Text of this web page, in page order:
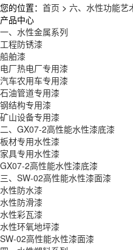
您的位置： 首页 > 六、水性功能艺
产品中心
一、水性金属系列
工程防锈漆
船舶漆
电厂热电厂专用漆
汽车农用车专用漆
石油管道专用漆
钢结构专用漆
矿山设备专用漆
二、GX07-2高性能水性漆底漆
板材专用水性漆
家具专用水性漆
GX07-2高性能水性漆底漆
三、SW-02高性能水性漆面漆
水性防水漆
水性防滑漆
水性彩瓦漆
水性环氧地坪漆
SW-02高性能水性漆面漆